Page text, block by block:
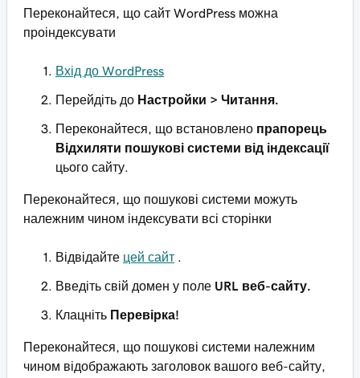
Переконайтеся, що сайт WordPress можна
проіндексувати
Вхід до WordPress
Перейдіть до Настройки > Читання.
Переконайтеся, що встановлено прапорець
Відхиляти пошукові системи від індексації
цього сайту.
Переконайтеся, що пошукові системи можуть
належним чином індексувати всі сторінки
Відвідайте цей сайт
Введіть свій домен у поле URL веб-сайту.
Клацніть Перевірка!
Переконайтеся, що пошукові системи належним
чином відображають заголовок вашого веб-сайту,